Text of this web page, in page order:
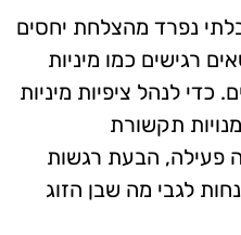
נפרד מהצלחת יחסים
רגישים כמו מיניות
כדי לנהל ציפיות מיניות
תקשורת
פעילה, הבעת רגשות
לגבי מה שבן הזוג